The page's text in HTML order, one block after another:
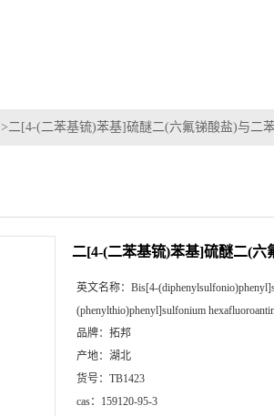
>二[4-(二苯基锍)苯基]硫醚二(六氟锑酸盐)与二
二[4-(二苯基锍)苯基]硫醚二(
英文名称： Bis[4-
(phenylthio)phenyl]sulfonium
品牌： 拓邦
产地： 湖北
货号： TB1423
cas： 159120-95-3